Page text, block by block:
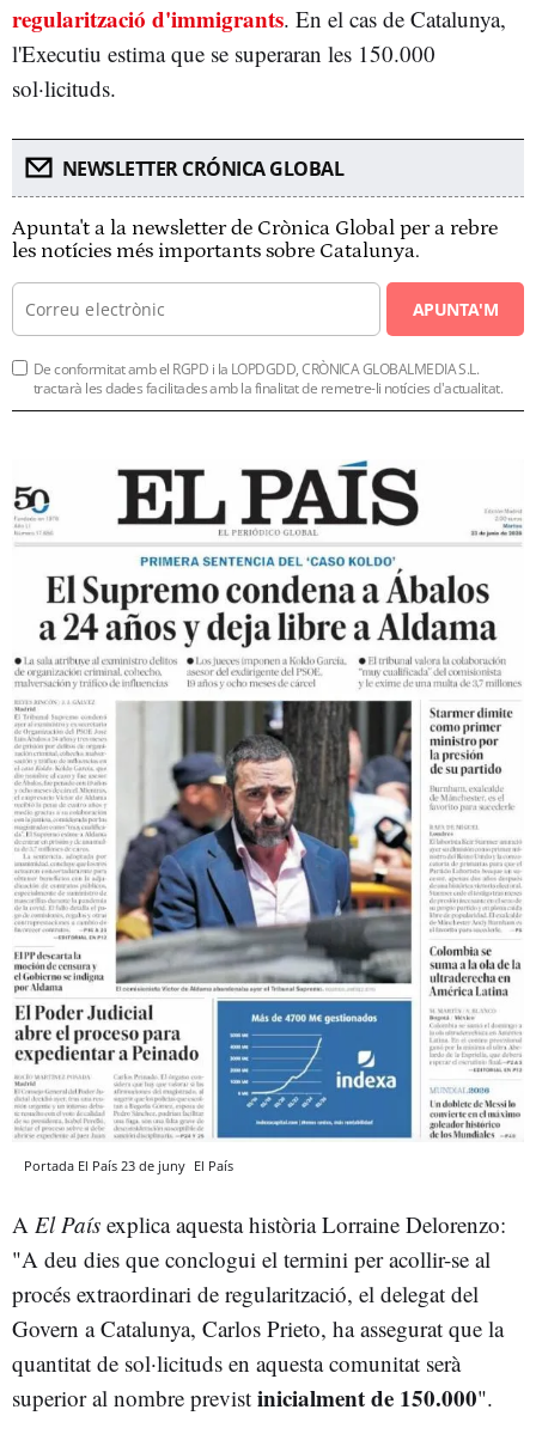
regularització d'immigrants. En el cas de Catalunya,
l'Executiu estima que se superaran les 150.000
sol·licituds.
NEWSLETTER CRÓNICA GLOBAL
Apunta't a la newsletter de Crònica Global per a rebre
les notícies més importants sobre Catalunya.
APUNTA'M
De conformitat amb el RGPD i la LOPDGDD, CRÒNICA GLOBALMEDIA S.L.
tractarà les dades facilitades amb la finalitat de remetre-li notícies d'actualitat.
Portada El País 23 de juny El País
A El País explica aquesta història Lorraine Delorenzo:
"A deu dies que conclogui el termini per acollir-se al
procés extraordinari de regularització, el delegat del
Govern a Catalunya, Carlos Prieto, ha assegurat que la
quantitat de sol·licituds en aquesta comunitat serà
superior al nombre previst inicialment de 150.000".